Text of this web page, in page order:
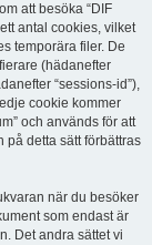
att besöka “DIF
antal cookies, vilket
temporära filer. De
(hädanefter
“sessions-id”),
cookie kommer
och används för att
på detta sätt förbättras
när du besöker
som endast är
Det andra sättet vi